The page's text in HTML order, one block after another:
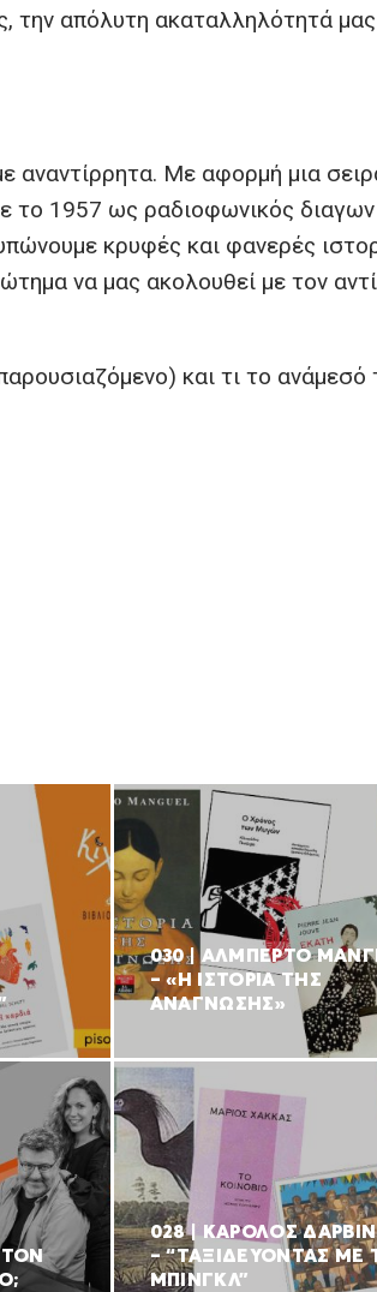
την απόλυτη ακαταλληλότητά
αναντίρρητα. Με αφορμή μια
το 1957 ως ραδιοφωνικός
κρυφές και φανερές
να μας ακολουθεί με τον
και τι το ανάμεσό
030 | ΑΛΜΠΕΡΤΟ
– «Η ΙΣΤΟΡΙΑ ΤΗΣ
ΑΝΑΓΝΩΣΗΣ»
ΤΟΝ
028 | ΚΑΡΟΛΟΣ
– “ΤΑΞΙΔΕΥΟΝΤΑΣ ΜΕ
ΜΠΙΝΓΚΛ”